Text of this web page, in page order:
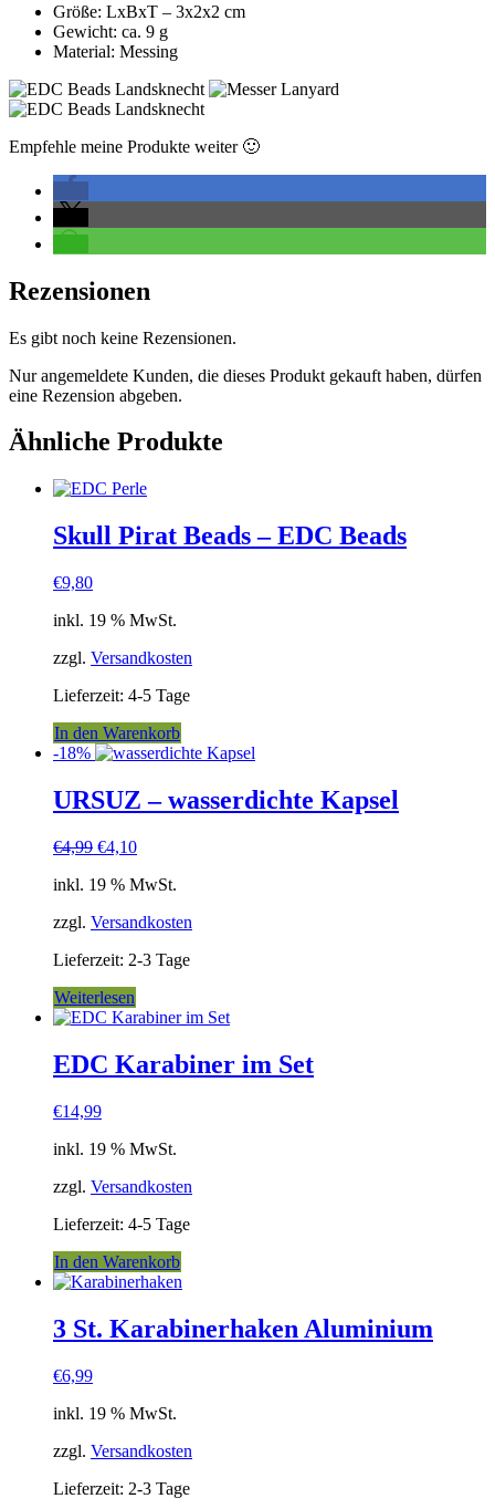
Größe: LxBxT – 3x2x2 cm
Gewicht: ca. 9 g
Material: Messing
Empfehle meine Produkte weiter 🙂
Rezensionen
Es gibt noch keine Rezensionen.
Nur angemeldete Kunden, die dieses Produkt gekauft haben, dürfen
eine Rezension abgeben.
Ähnliche Produkte
Skull Pirat Beads – EDC Beads
€9,80
inkl. 19 % MwSt.
zzgl. Versandkosten
Lieferzeit: 4-5 Tage
In den Warenkorb
-18%
URSUZ – wasserdichte Kapsel
€4,99 Ursprünglicher
war:
€4,10Aktueller
ist:
inkl. 19 % MwSt.
zzgl. Versandkosten
Lieferzeit: 2-3 Tage
Weiterlesen
EDC Karabiner im Set
€14,99
inkl. 19 % MwSt.
zzgl. Versandkosten
Lieferzeit: 4-5 Tage
In den Warenkorb
3 St. Karabinerhaken Aluminium
€6,99
inkl. 19 % MwSt.
zzgl. Versandkosten
Lieferzeit: 2-3 Tage